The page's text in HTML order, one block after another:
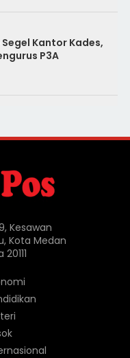
Kantor Kades,
P3A
Kesawan
Kota Medan